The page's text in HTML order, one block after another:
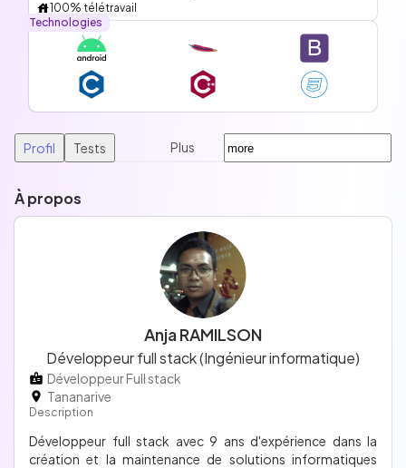
100% télétravail
Technologies
Profil Tests Plus
À propos
Anja RAMILSON
Développeur full stack (Ingénieur informatique)
Développeur Full stack
Tananarive
Description
Développeur full stack avec 9 ans d'expérience dans la
création et la maintenance de solutions informatiques